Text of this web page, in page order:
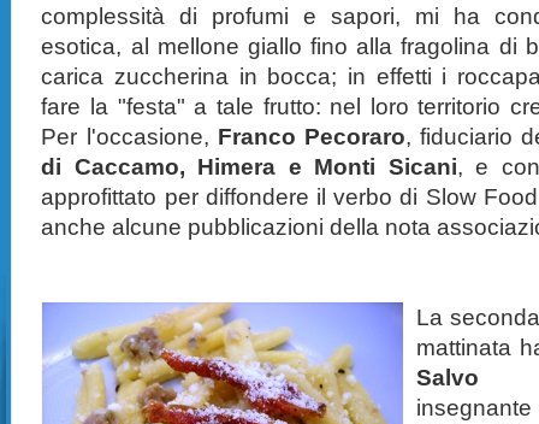
complessità di profumi e sapori, mi ha
esotica, al mellone giallo fino alla fragolina di
carica zuccherina in bocca; in effetti i
fare la "festa" a tale frutto: nel loro territorio
Per l'occasione, Franco Pecoraro, fiduciario
di Caccamo, Himera e Monti Sicani, e
approfittato per diffondere il verbo di Slow
anche alcune pubblicazioni della nota
La
mattinata
Salvo